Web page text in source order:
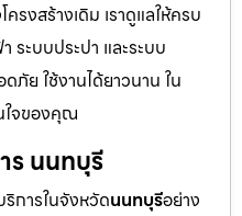
รงสร้างเดิม เราดูแลให้ครบ
ระบบประปา และระบบ
ภัย ใช้งานได้ยาวนาน ใน
ใจของคุณ
ร นนทบุรี
การในจังหวัดนนทบุรีอย่าง